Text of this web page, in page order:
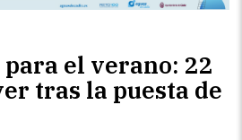
el verano: 22
tras la puesta de